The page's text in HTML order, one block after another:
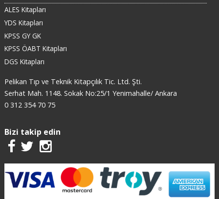
ALES Kitapları
YDS Kitapları
KPSS GY GK
KPSS ÖABT Kitapları
DGS Kitapları
Pelikan Tıp ve Teknik Kitapçılık Tic. Ltd. Şti.
Serhat Mah. 1148. Sokak No:25/1 Yenimahalle/ Ankara
0 312 354 70 75
Bizi takip edin